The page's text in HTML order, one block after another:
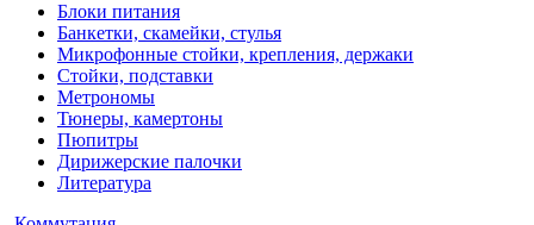
Блоки питания
Банкетки, скамейки, стулья
Микрофонные стойки, крепления, держаки
Стойки, подставки
Метрономы
Тюнеры, камертоны
Пюпитры
Дирижерские палочки
Литература